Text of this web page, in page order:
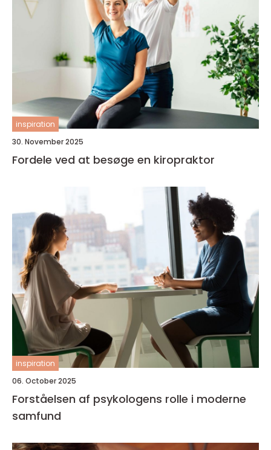
inspiration
30. November 2025
Fordele ved at besøge en kiropraktor
inspiration
06. October 2025
Forståelsen af psykologens rolle i moderne
samfund